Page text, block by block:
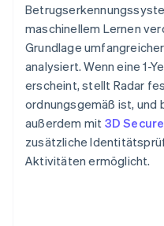
maschinellem Lernen
Grundlage
analysiert. Wenn eine 1-
erscheint, stellt Radar
ordnungsgemäß ist, und
außerdem mit 3D Secure
zusätzliche
Aktivitäten ermöglicht.